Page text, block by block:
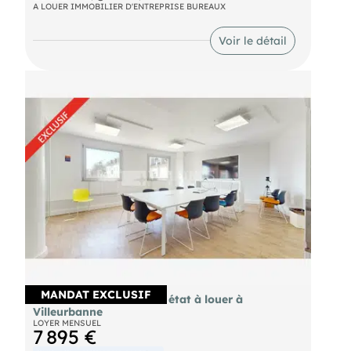
Disponibilité : immédiate
A LOUER IMMOBILIER D'ENTREPRISE BUREAUX
Voir le détail
MANDAT EXCLUSIF
Bureaux 447m² très bon état à louer à
Villeurbanne
LOYER MENSUEL
7 895 €